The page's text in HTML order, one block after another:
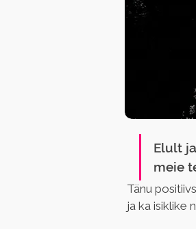
Elult
meie
Tänu
ja ka isiklike